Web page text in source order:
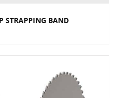
STRAPPING BAND